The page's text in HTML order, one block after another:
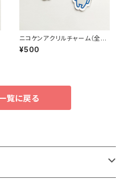
ニコケンアクリルチャーム（全
身）
¥500
覧に戻る